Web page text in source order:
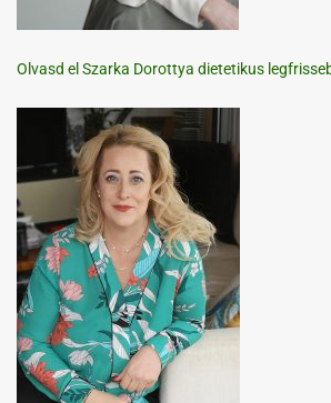
Olvasd el Szarka Dorottya dietetikus